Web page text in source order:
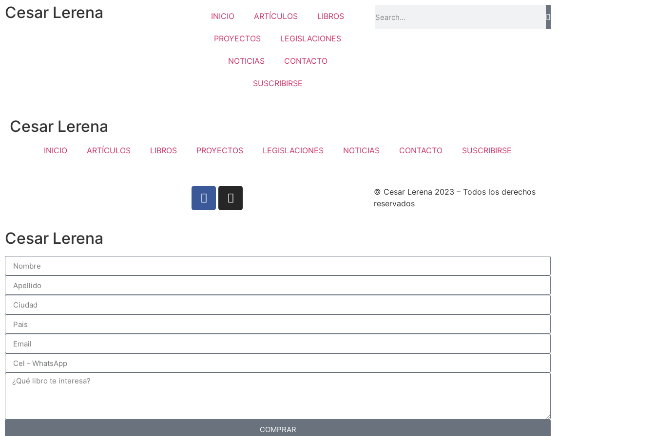
Cesar Lerena INICIO ARTÍCULOS LIBROS
PROYECTOS LEGISLACIONES
NOTICIAS CONTACTO
SUSCRIBIRSE
Cesar Lerena
INICIO ARTÍCULOS LIBROS PROYECTOS LEGISLACIONES NOTICIAS CONTACTO SUSCRIBIRSE
© Cesar Lerena 2023 – Todos los derechos
reservados
Cesar Lerena
COMPRAR